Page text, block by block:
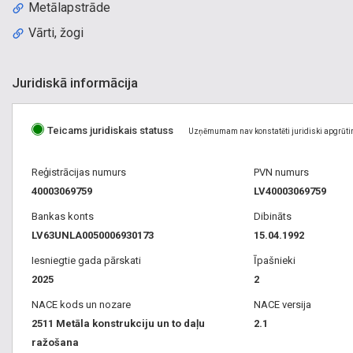
Metālapstrāde
Vārti, žogi
Juridiskā informācija
Teicams juridiskais statuss Uzņēmumam nav konstatēti juridiski
Reģistrācijas numurs
40003069759
PVN numurs
LV40003069759
Bankas konts
LV63UNLA0050006930173
Dibināts
15.04.1992
Iesniegtie gada pārskati
2025
Īpašnieki
2
NACE kods un nozare
2511 Metāla konstrukciju un to daļu
ražošana
NACE versija
2.1